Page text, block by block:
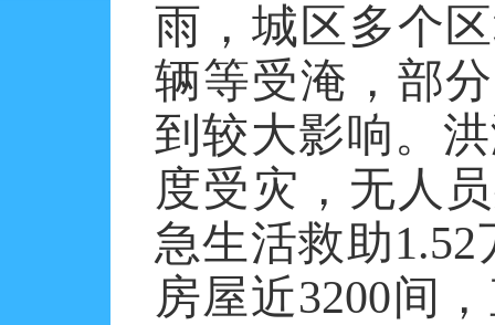
雨，城区多个
辆等受淹，部
到较大影响。
度受灾，无人
急生活救助
房屋近3200间